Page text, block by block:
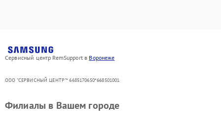
Сервисный центр RemSupport в Воронеже
ООО "СЕРВИСНЫЙ ЦЕНТР"* 6685170650*668501001
Филиалы в Вашем городе